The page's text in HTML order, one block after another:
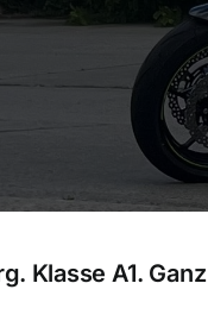
Klasse A1. Ganz